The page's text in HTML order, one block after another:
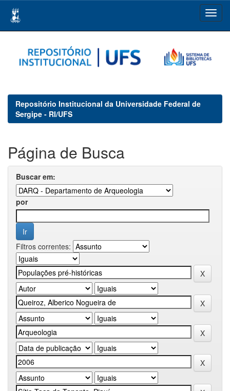
navigation
Repositório Institucional da Universidade Federal de
Sergipe - RI/UFS
Página de Busca
Buscar em:
por
Filtros correntes: